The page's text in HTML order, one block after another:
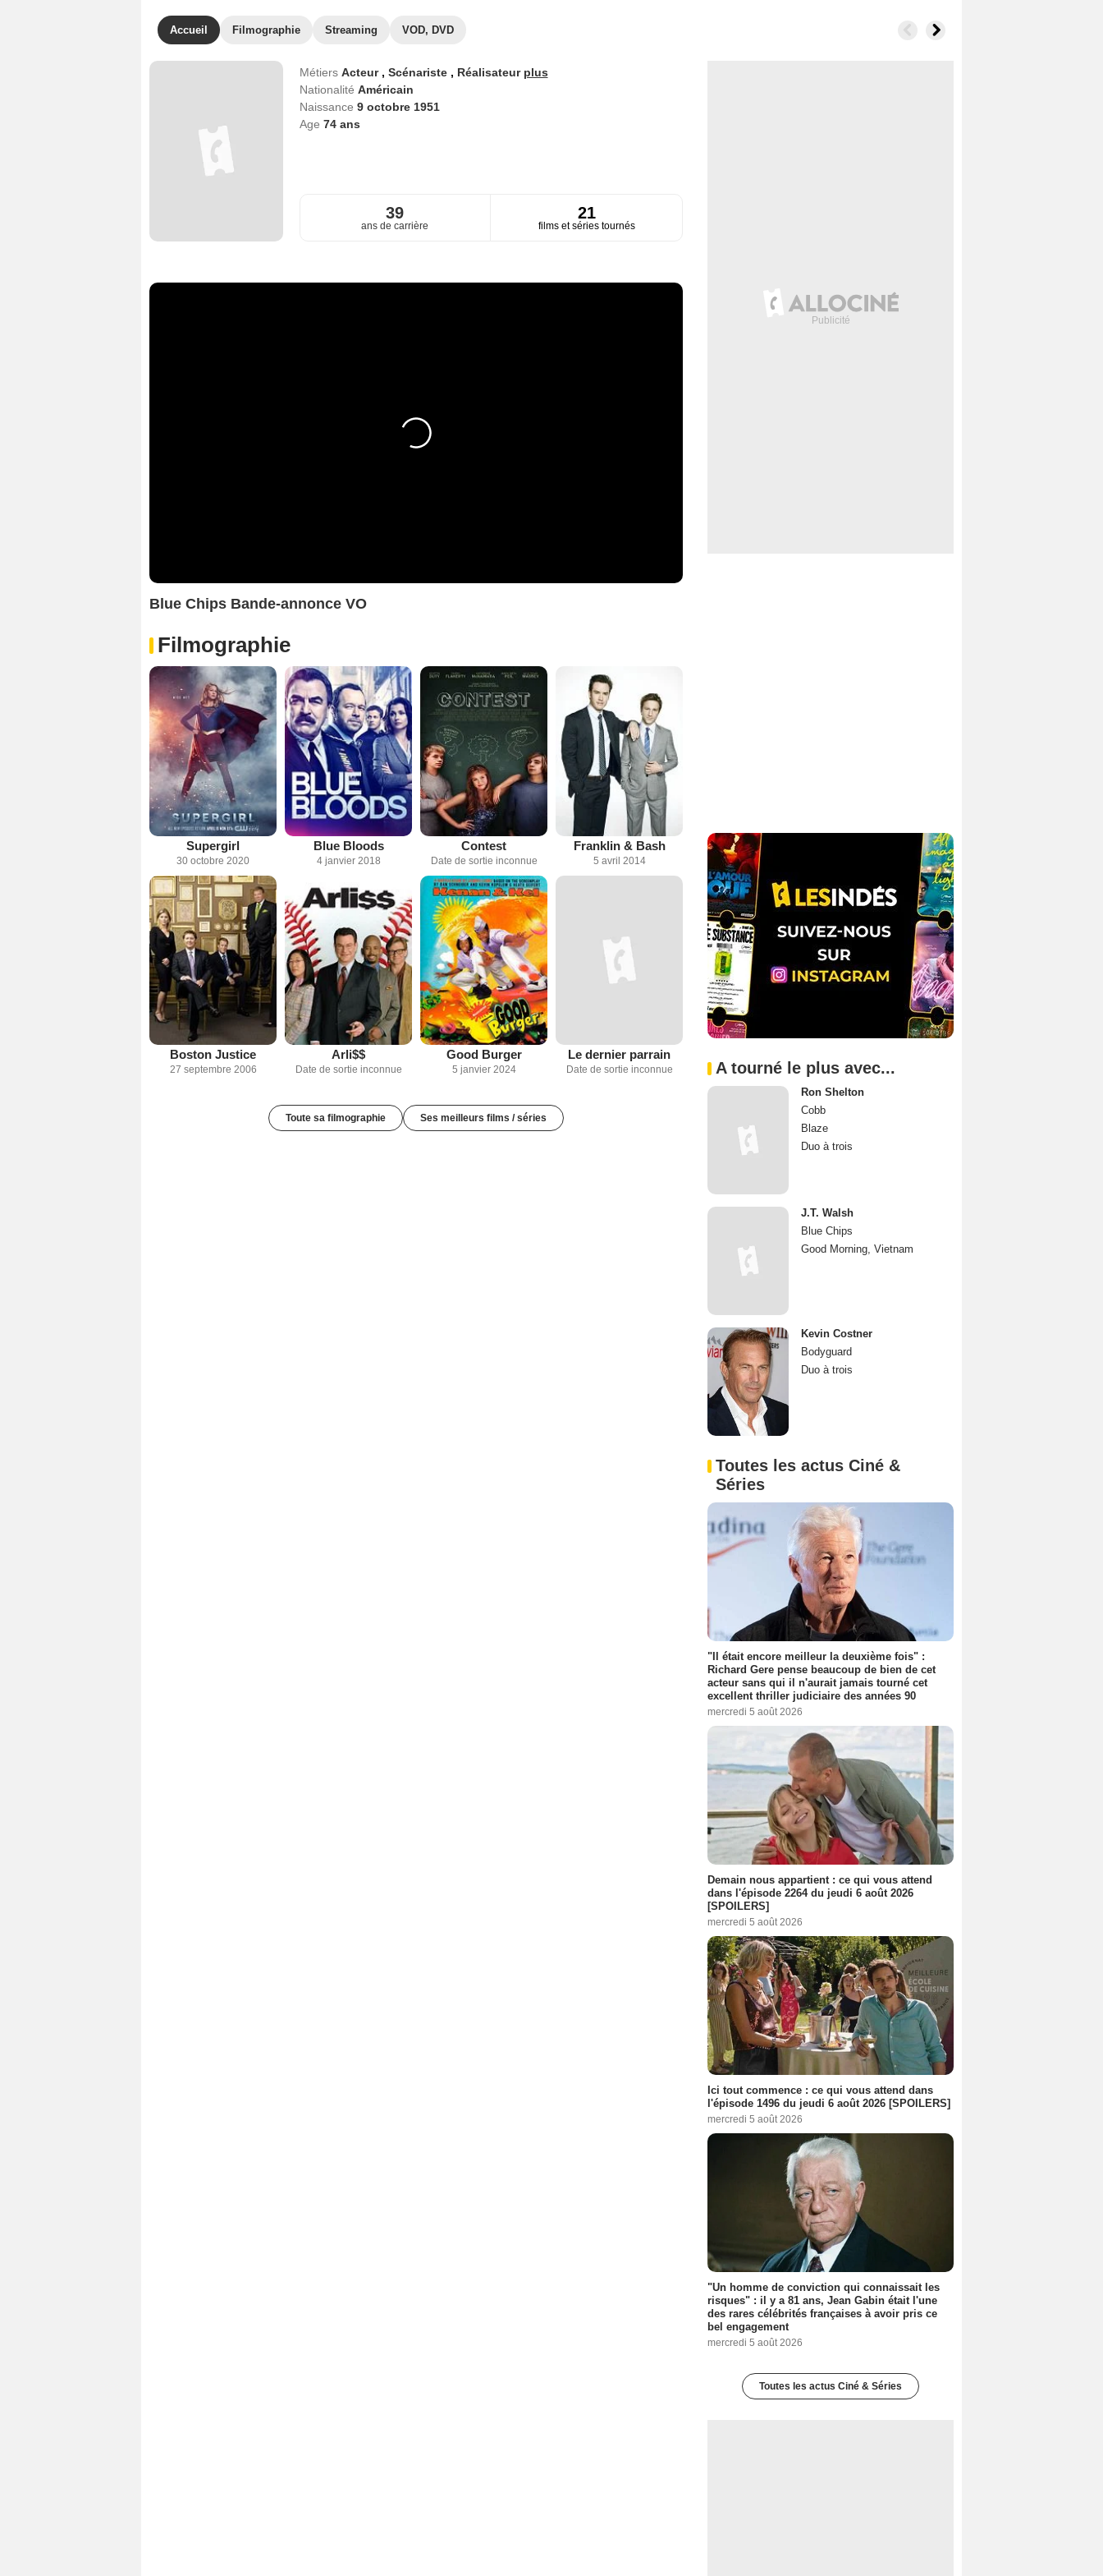
Accueil Filmographie Streaming VOD, DVD
Métiers Acteur , Scénariste , Réalisateur plus
Nationalité Américain
Naissance 9 octobre 1951
Age 74ans
39
ans de carrière
21
films et séries tournés
Blue Chips Bande-annonce VO
Filmographie
Supergirl
30 octobre 2020
Blue Bloods
4 janvier 2018
Contest
Date de sortie inconnue
Franklin & Bash
5 avril 2014
Boston Justice
27 septembre 2006
Arli$$
Date de sortie inconnue
Good Burger
5 janvier 2024
Le dernier parrain
Date de sortie inconnue
Toute sa filmographie Ses meilleurs films / séries
A tourné le plus avec...
Ron Shelton
Cobb
Blaze
Duo à trois
J.T. Walsh
Blue Chips
Good Morning, Vietnam
Kevin Costner
Bodyguard
Duo à trois
Toutes les actus Ciné &
Séries
"Il était encore meilleur la deuxième fois" :
Richard Gere pense beaucoup de bien de cet
acteur sans qui il n'aurait jamais tourné cet
excellent thriller judiciaire des années 90
mercredi 5 août 2026
Demain nous appartient : ce qui vous attend
dans l'épisode 2264 du jeudi 6 août 2026
[SPOILERS]
mercredi 5 août 2026
Ici tout commence : ce qui vous attend dans
l'épisode 1496 du jeudi 6 août 2026 [SPOILERS]
mercredi 5 août 2026
"Un homme de conviction qui connaissait les
risques" : il y a 81 ans, Jean Gabin était l'une
des rares célébrités françaises à avoir pris ce
bel engagement
mercredi 5 août 2026
Toutes les actus Ciné & Séries